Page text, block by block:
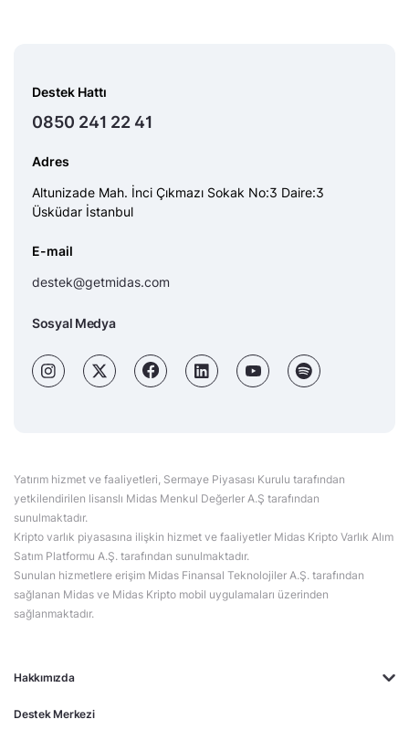
Hakkımızda
Destek Merkezi
Destek Hattı
0850 241 22 41
Adres
Altunizade Mah. İnci Çıkmazı Sokak No:3 Daire:3
Üsküdar İstanbul
E-mail
destek@getmidas.com
Sosyal Medya
Yatırım hizmet ve faaliyetleri, Sermaye Piyasası Kurulu tarafından
yetkilendirilen lisanslı Midas Menkul Değerler A.Ş tarafından
sunulmaktadır.
Kripto varlık piyasasına ilişkin hizmet ve faaliyetler Midas Kripto Varlık Alım
Satım Platformu A.Ş. tarafından sunulmaktadır.
Sunulan hizmetlere erişim Midas Finansal Teknolojiler A.Ş. tarafından
sağlanan Midas ve Midas Kripto mobil uygulamaları üzerinden
sağlanmaktadır.